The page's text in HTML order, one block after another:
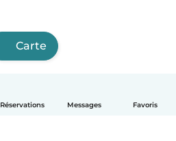
Réservations Messages Favoris
Carte